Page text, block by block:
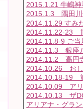
2015.1.21 牛嶋
2015.1.3 隅田川
2014.11.29 すみ
2014.11.22-23
2014.11.8-9 ご
2014.11.3 銀座
2014.11.2 高円
2014.10.26 おし
2014.10.18-19
2014.10.09 ア
2014.10.13 ザ
アリアナ・グラ